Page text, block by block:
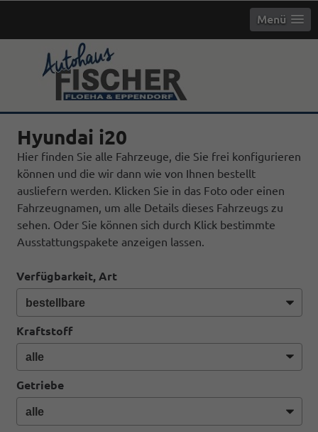
Menü
Hyundai i20
Hier finden Sie alle Fahrzeuge, die Sie frei konfigurieren
können und die wir dann wie von Ihnen bestellt
ausliefern werden. Klicken Sie in das Foto oder einen
Fahrzeugnamen, um alle Details dieses Fahrzeugs zu
sehen. Oder Sie können sich durch Klick bestimmte
Ausstattungspakete anzeigen lassen.
Verfügbarkeit, Art
Kraftstoff
Getriebe